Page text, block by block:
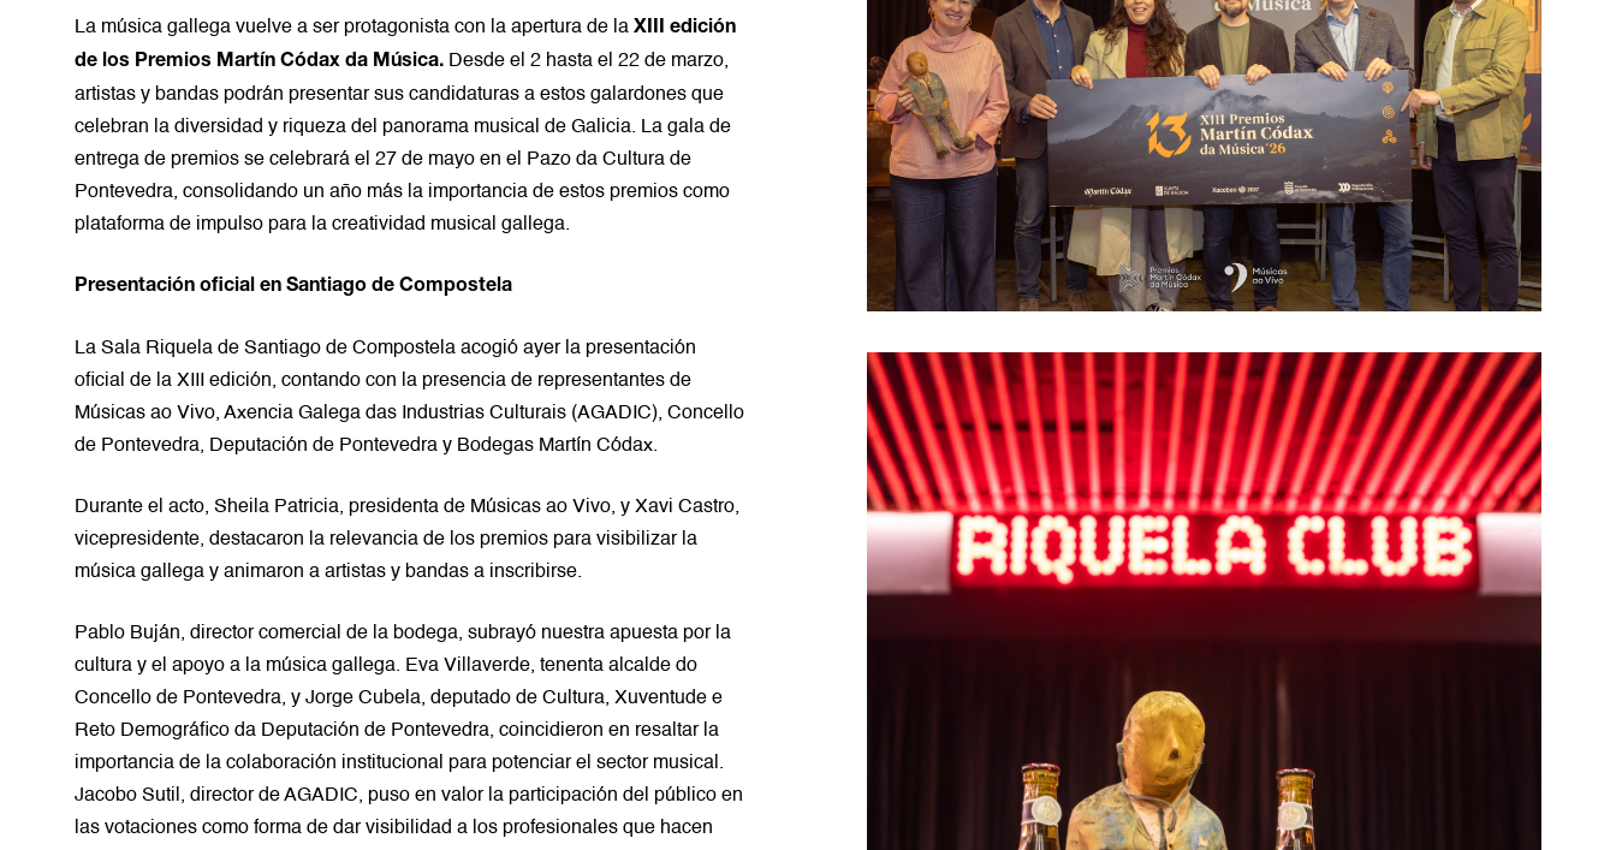
La música gallega vuelve a ser protagonista con la apertura de la XIII edición
de los Premios Martín Códax da Música. Desde el 2 hasta el 22 de marzo,
artistas y bandas podrán presentar sus candidaturas a estos galardones que
celebran la diversidad y riqueza del panorama musical de Galicia. La gala de
entrega de premios se celebrará el 27 de mayo en el Pazo da Cultura de
Pontevedra, consolidando un año más la importancia de estos premios como
plataforma de impulso para la creatividad musical gallega.
Presentación oficial en Santiago de Compostela
La Sala Riquela de Santiago de Compostela acogió ayer la presentación
oficial de la XIII edición, contando con la presencia de representantes de
Músicas ao Vivo, Axencia Galega das Industrias Culturais (AGADIC), Concello
de Pontevedra, Deputación de Pontevedra y Bodegas Martín Códax.
Durante el acto, Sheila Patricia, presidenta de Músicas ao Vivo, y Xavi Castro,
vicepresidente, destacaron la relevancia de los premios para visibilizar la
música gallega y animaron a artistas y bandas a inscribirse.
Pablo Buján, director comercial de la bodega, subrayó nuestra apuesta por la
cultura y el apoyo a la música gallega. Eva Villaverde, tenenta alcalde do
Concello de Pontevedra, y Jorge Cubela, deputado de Cultura, Xuventude e
Reto Demográfico da Deputación de Pontevedra, coincidieron en resaltar la
importancia de la colaboración institucional para potenciar el sector musical.
Jacobo Sutil, director de AGADIC, puso en valor la participación del público en
las votaciones como forma de dar visibilidad a los profesionales que hacen